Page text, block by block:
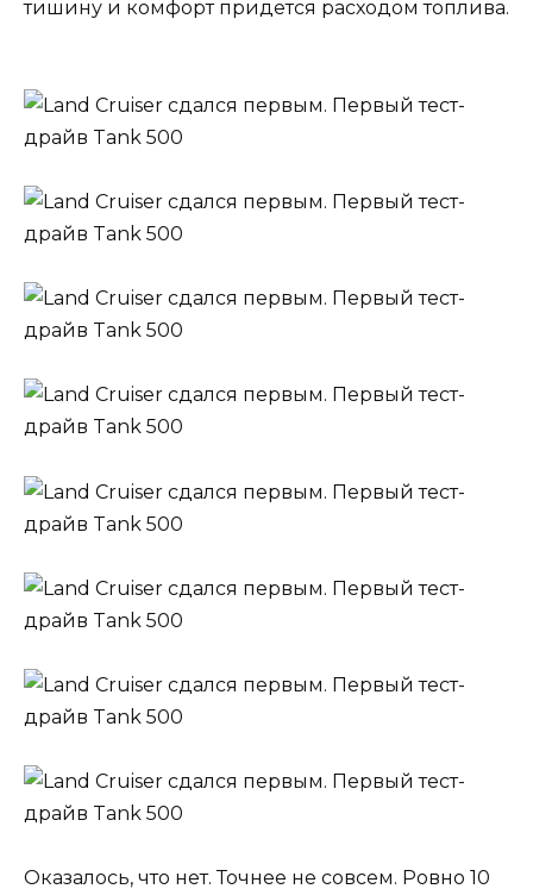
тишину и комфорт придется расходом топлива.
Оказалось, что нет. Точнее не совсем. Ровно 10